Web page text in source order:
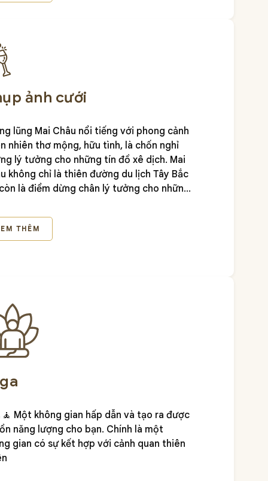
dinner đầy ấn tượng.
ảnh cưới
lũng Mai Châu nổi tiếng với phong cảnh
nhiên thơ mộng, hữu tình, là chốn nghỉ
lý tưởng cho những tín đồ xê dịch. Mai
không chỉ là thiên đường du lịch Tây Bắc
là điểm dừng chân lý tưởng cho những
Lake Resort, chắc chắn album ảnh
của bạn sẽ trở nên đặc biệt.
THÊM
Một không gian hấp dẫn và tạo ra được
năng lượng cho bạn. Chính là một
gian có sự kết hợp với cảnh quan thiên